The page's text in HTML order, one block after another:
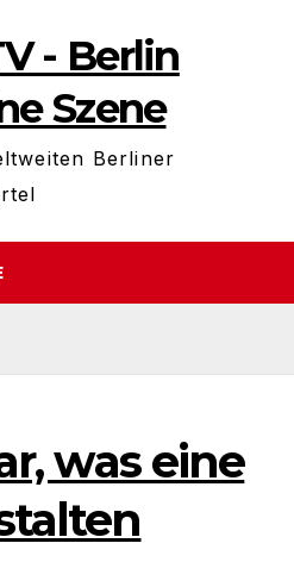
- Berlin
Szene
Berliner
was eine